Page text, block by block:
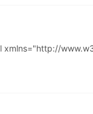
xmlns="http://